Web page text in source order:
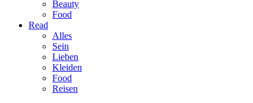
Beauty
Food
Read
Alles
Sein
Lieben
Kleiden
Food
Reisen